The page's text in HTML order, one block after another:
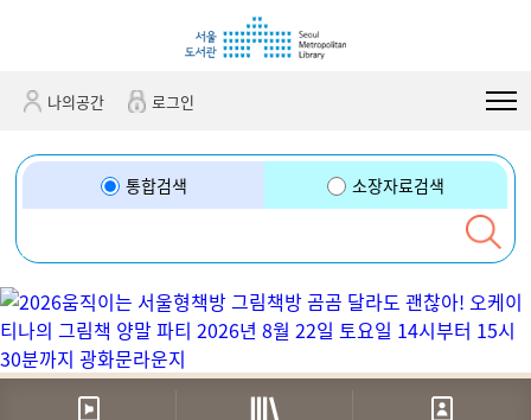
content)
기
나의공간 로그인
통합검색 소장자료검색